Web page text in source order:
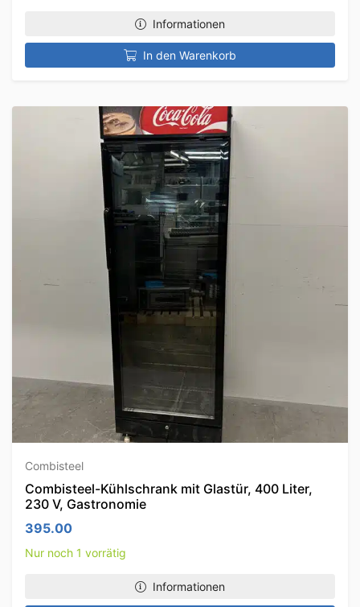
Informationen
In den Warenkorb
Combisteel
Combisteel-Kühlschrank mit Glastür, 400 Liter,
230 V, Gastronomie
395.00
Nur noch 1 vorrätig
Informationen